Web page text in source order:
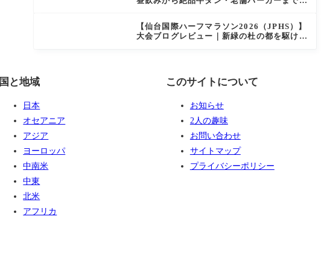
【仙台国際ハーフマラソン2026（JPHS）】
大会ブログレビュー｜新緑の杜の都を駆け抜
国と地域
日本
オセアニア
アジア
ヨーロッパ
中南米
中東
北米
アフリカ
このサイトについて
お知らせ
2人の趣味
お問い合わせ
サイトマップ
プライバシーポリシー